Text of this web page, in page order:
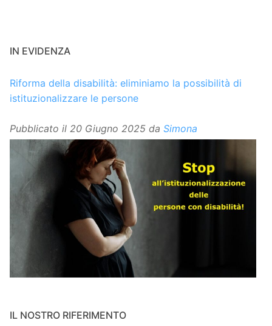
IN EVIDENZA
Riforma della disabilità: eliminiamo la possibilità di
istituzionalizzare le persone
Pubblicato il 20 Giugno 2025 da Simona
IL NOSTRO RIFERIMENTO